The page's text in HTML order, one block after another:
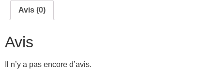
Avis (0)
Avis
Il n’y a pas encore d’avis.